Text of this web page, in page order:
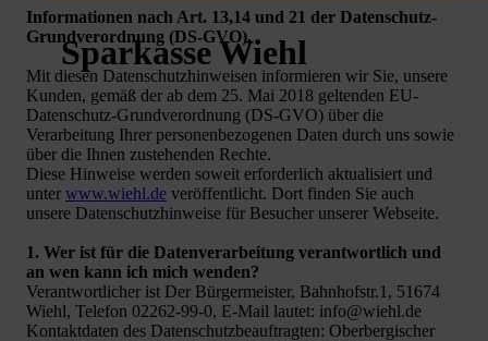
Sparkasse Wiehl
Informationen nach Art. 13,14 und 21 der Datenschutz-
Grundverordnung (DS-GVO).
Mit diesen Datenschutzhinweisen informieren wir Sie, unsere
Kunden, gemäß der ab dem 25. Mai 2018 geltenden EU-
Datenschutz-Grundverordnung (DS-GVO) über die
Verarbeitung Ihrer personenbezogenen Daten durch uns sowie
über die Ihnen zustehenden Rechte.
Diese Hinweise werden soweit erforderlich aktualisiert und
unter www.wiehl.de veröffentlicht. Dort finden Sie auch
unsere Datenschutzhinweise für Besucher unserer Webseite.
1. Wer ist für die Datenverarbeitung verantwortlich und
an wen kann ich mich wenden?
Verantwortlicher ist Der Bürgermeister, Bahnhofstr.1, 51674
Wiehl, Telefon 02262-99-0, E-Mail lautet: info@wiehl.de
Kontaktdaten des Datenschutzbeauftragten: Oberbergischer